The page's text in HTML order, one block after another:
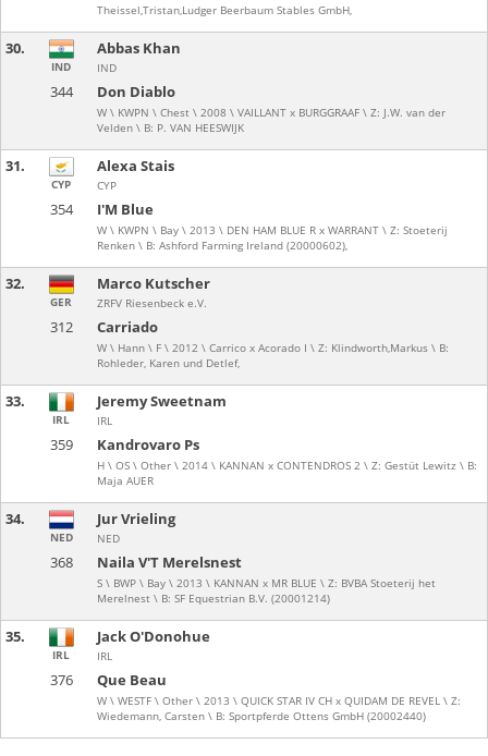
Theissel,Tristan,Ludger Beerbaum Stables GmbH,
30.
344 Don Diablo
W \ KWPN \ Chest \ 2008 \ VAILLANT x BURGGRAAF \ Z: J.W. van der
Velden \ B: P. VAN HEESWIJK
IND
Abbas Khan
IND
31.
354 I'M Blue
W \ KWPN \ Bay \ 2013 \ DEN HAM BLUE R x WARRANT \ Z: Stoeterij
Renken \ B: Ashford Farming Ireland (20000602),
CYP
Alexa Stais
CYP
32.
312 Carriado
W \ Hann \ F \ 2012 \ Carrico x Acorado I \ Z: Klindworth,Markus \ B:
Rohleder, Karen und Detlef,
GER
Marco Kutscher
ZRFV Riesenbeck e.V.
33.
359 Kandrovaro Ps
H \ OS \ Other \ 2014 \ KANNAN x CONTENDROS 2 \ Z: Gestüt Lewitz \ B:
Maja AUER
IRL
Jeremy Sweetnam
IRL
34.
368 Naila V'T Merelsnest
S \ BWP \ Bay \ 2013 \ KANNAN x MR BLUE \ Z: BVBA Stoeterij het
Merelnest \ B: SF Equestrian B.V. (20001214)
NED
Jur Vrieling
NED
35.
376 Que Beau
W \ WESTF \ Other \ 2013 \ QUICK STAR IV CH x QUIDAM DE REVEL \ Z:
Wiedemann, Carsten \ B: Sportpferde Ottens GmbH (20002440)
IRL
Jack O'Donohue
IRL